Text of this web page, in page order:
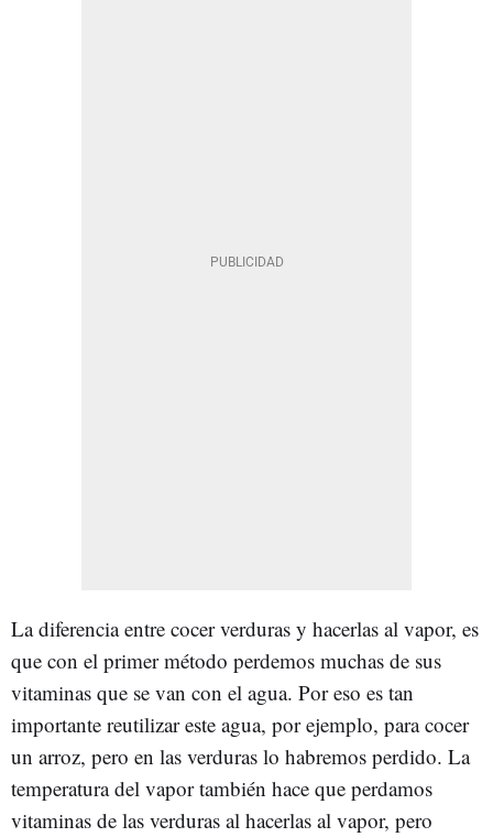
La diferencia entre cocer verduras y hacerlas al vapor, es
que con el primer método perdemos muchas de sus
vitaminas que se van con el agua. Por eso es tan
importante reutilizar este agua, por ejemplo, para cocer
un arroz, pero en las verduras lo habremos perdido. La
temperatura del vapor también hace que perdamos
vitaminas de las verduras al hacerlas al vapor, pero